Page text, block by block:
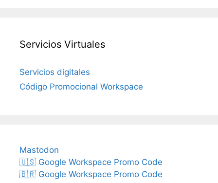
Servicios Virtuales
Servicios digitales
Código Promocional Workspace
Mastodon
🇺🇸 Google Workspace Promo Code
🇧🇷 Google Workspace Promo Code